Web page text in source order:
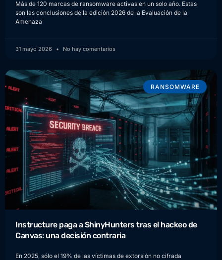
Más de 120 marcas de ransomware activas en un solo año. Estas
son las conclusiones de la edición 2026 de la Evaluación de la
Amenaza
31 mayo 2026 No hay comentarios
RANSOMWARE
Instructure paga a ShinyHunters tras el hackeo de
Canvas: una decisión contraria
En 2025, sólo el 19% de las víctimas de extorsión no cifrada